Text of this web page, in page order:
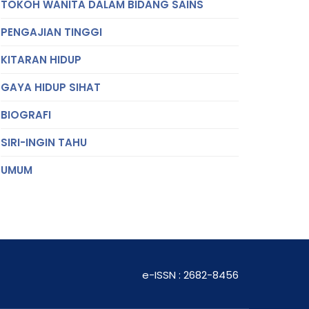
TOKOH WANITA DALAM BIDANG SAINS
PENGAJIAN TINGGI
KITARAN HIDUP
GAYA HIDUP SIHAT
BIOGRAFI
SIRI-INGIN TAHU
UMUM
e-ISSN : 2682-8456